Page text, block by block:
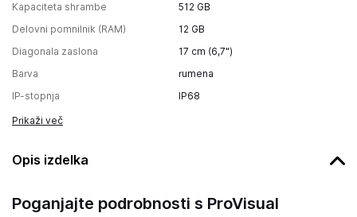
Kapaciteta shrambe
512 GB
Delovni pomnilnik (RAM)
12 GB
Diagonala zaslona
17 cm (6,7")
Barva
rumena
IP-stopnja
IP68
Prikaži več
Opis izdelka
Poganjajte podrobnosti s ProVisual